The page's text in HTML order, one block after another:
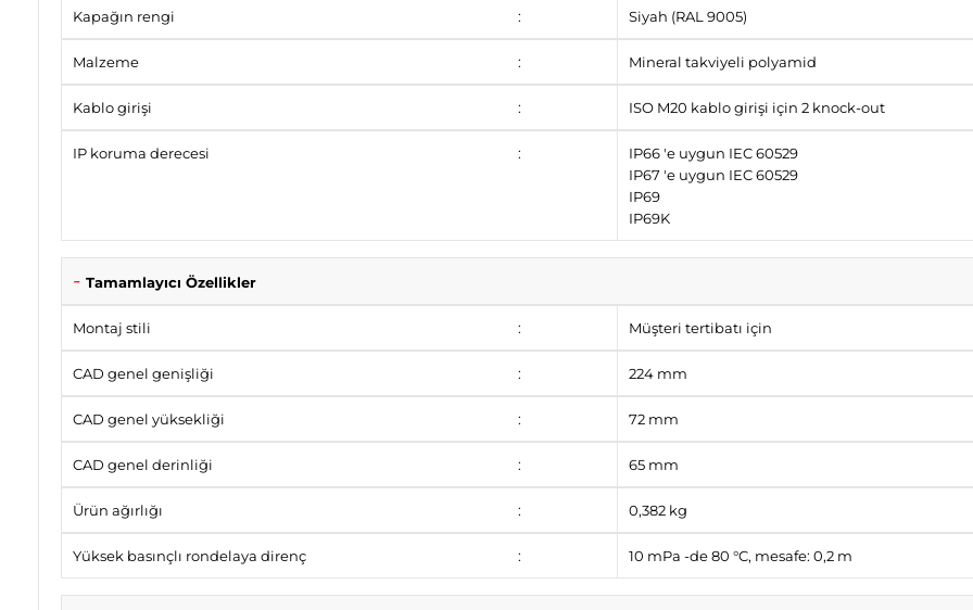
Kapağın rengi : Siyah (RAL 9005)
Malzeme : Mineral takviyeli polyamid
Kablo girişi : ISO M20 kablo girişi için 2 knock-out
IP koruma derecesi :
IP66 'e uygun IEC 60529
IP67 'e uygun IEC 60529
IP69
IP69K
Tamamlayıcı Özellikler
Montaj stili : Müşteri tertibatı için
CAD genel genişliği : 224 mm
CAD genel yüksekliği : 72 mm
CAD genel derinliği : 65 mm
Ürün ağırlığı : 0,382 kg
Yüksek basınçlı rondelaya direnç : 10 mPa -de 80 °C, mesafe: 0,2 m